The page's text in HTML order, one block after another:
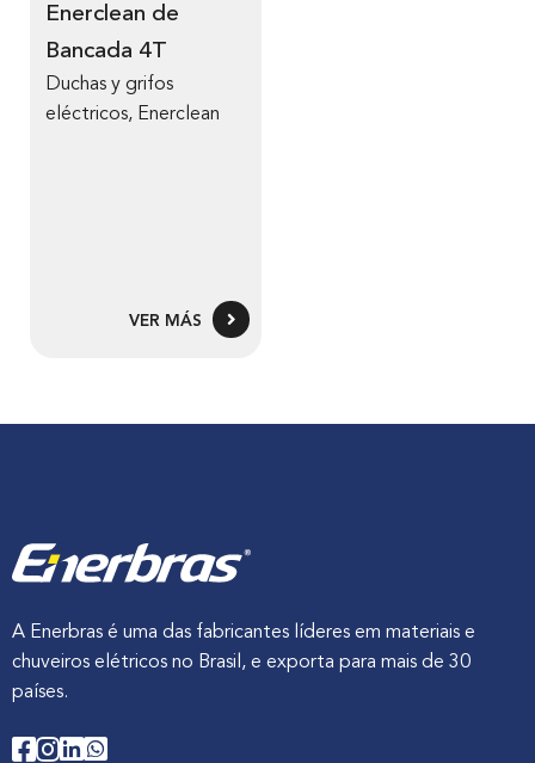
Enerclean de
Bancada 4T
Duchas y grifos
eléctricos, Enerclean
VER MÁS
A Enerbras é uma das fabricantes líderes em materiais e
chuveiros elétricos no Brasil, e exporta para mais de 30
países.